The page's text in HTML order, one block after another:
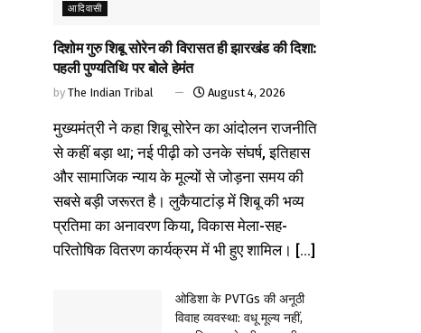
आदिवासी
दिशोम गुरु शिबू सोरेन की विरासत ही झारखंड की दिशा:
पहली पुण्यतिथि पर बोले हेमंत
by The Indian Tribal August 4, 2026
मुख्यमंत्री ने कहा शिबू सोरेन का आंदोलन राजनीति
से कहीं बड़ा था; नई पीढ़ी को उनके संघर्ष, इतिहास
और सामाजिक न्याय के मूल्यों से जोड़ना समय की
सबसे बड़ी जरूरत है। लुकैयाटांड़ में शिबू की भव्य
प्रतिमा का अनावरण किया, विकास मेला-सह-
परितोषिक वितरण कार्यक्रम में भी हुए शामिल। [...]
ओडिशा के PVTGs की अनूठी
विवाह व्यवस्था: वधू मूल्य नहीं,